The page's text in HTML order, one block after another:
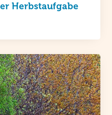
Herbstaufgabe